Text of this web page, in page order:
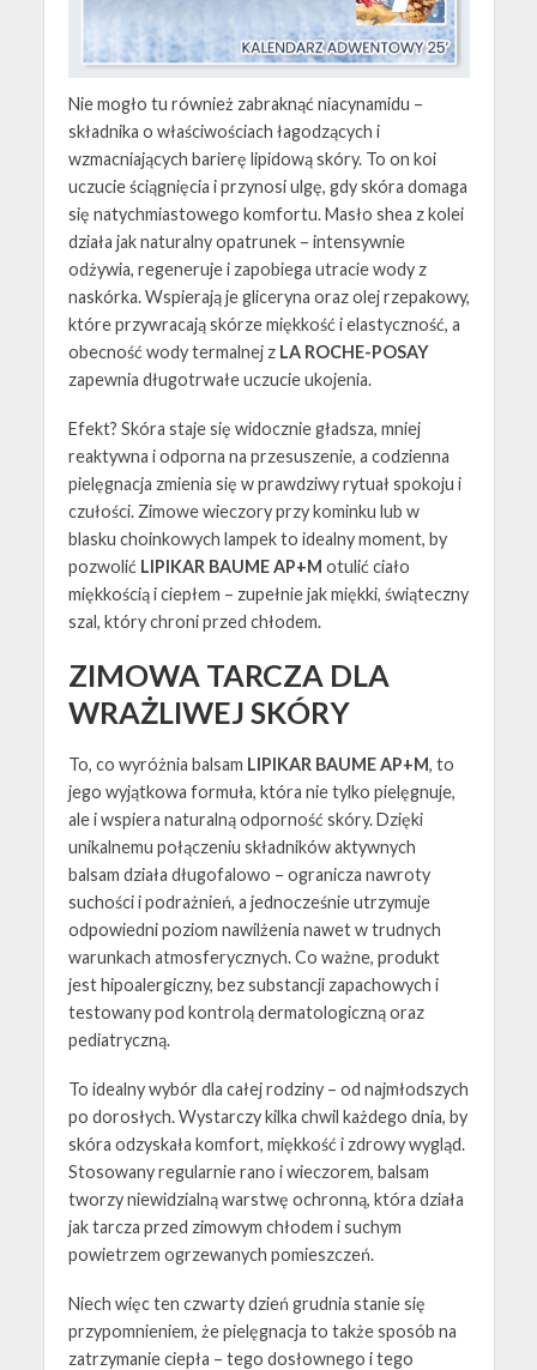
Nie mogło tu również zabraknąć niacynamidu –
składnika o właściwościach łagodzących i
wzmacniających barierę lipidową skóry. To on koi
uczucie ściągnięcia i przynosi ulgę, gdy skóra domaga
się natychmiastowego komfortu. Masło shea z kolei
działa jak naturalny opatrunek – intensywnie
odżywia, regeneruje i zapobiega utracie wody z
naskórka. Wspierają je gliceryna oraz olej rzepakowy,
które przywracają skórze miękkość i elastyczność, a
obecność wody termalnej z LA ROCHE-POSAY
zapewnia długotrwałe uczucie ukojenia.
Efekt? Skóra staje się widocznie gładsza, mniej
reaktywna i odporna na przesuszenie, a codzienna
pielęgnacja zmienia się w prawdziwy rytuał spokoju i
czułości. Zimowe wieczory przy kominku lub w
blasku choinkowych lampek to idealny moment, by
pozwolić LIPIKAR BAUME AP+M otulić ciało
miękkością i ciepłem – zupełnie jak miękki, świąteczny
szal, który chroni przed chłodem.
ZIMOWA TARCZA DLA
WRAŻLIWEJ SKÓRY
To, co wyróżnia balsam LIPIKAR BAUME AP+M, to
jego wyjątkowa formuła, która nie tylko pielęgnuje,
ale i wspiera naturalną odporność skóry. Dzięki
unikalnemu połączeniu składników aktywnych
balsam działa długofalowo – ogranicza nawroty
suchości i podrażnień, a jednocześnie utrzymuje
odpowiedni poziom nawilżenia nawet w trudnych
warunkach atmosferycznych. Co ważne, produkt
jest hipoalergiczny, bez substancji zapachowych i
testowany pod kontrolą dermatologiczną oraz
pediatryczną.
To idealny wybór dla całej rodziny – od najmłodszych
po dorosłych. Wystarczy kilka chwil każdego dnia, by
skóra odzyskała komfort, miękkość i zdrowy wygląd.
Stosowany regularnie rano i wieczorem, balsam
tworzy niewidzialną warstwę ochronną, która działa
jak tarcza przed zimowym chłodem i suchym
powietrzem ogrzewanych pomieszczeń.
Niech więc ten czwarty dzień grudnia stanie się
przypomnieniem, że pielęgnacja to także sposób na
zatrzymanie ciepła – tego dosłownego i tego